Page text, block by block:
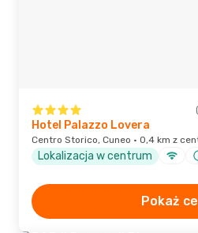
Hotel Palazzo Lovera
Centro Storico, Cuneo · 0,4 km z
Lokalizacja w centrum
Pokaż